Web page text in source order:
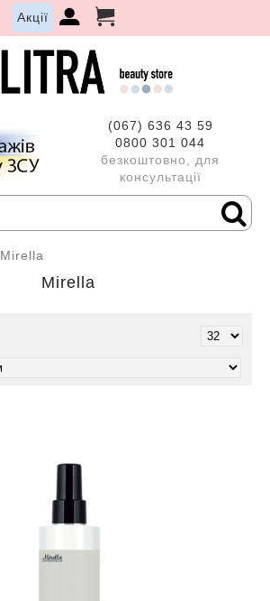
Акції
(067) 636 43 59
0800 301 044
безкоштовно, для
консультації
Mirella
Mirella